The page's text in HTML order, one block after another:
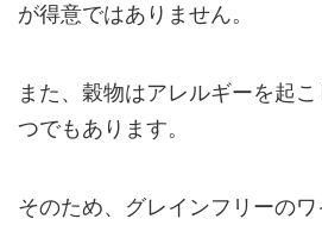
が得意ではありません。
また、穀物はアレルギーを起
つでもあります。
そのため、グレインフリーの